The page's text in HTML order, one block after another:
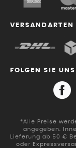
VERSANDARTEN
FOLGEN SIE UNS
*Alle Preise
angegeben.
Lieferung ab 50 €
oder